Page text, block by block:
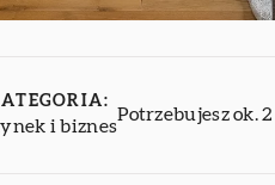
i biznes
Potrzebujesz ok.